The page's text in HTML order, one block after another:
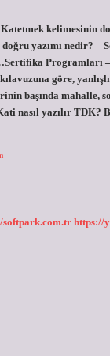
kelimesinin
doğru yazımı
Programları
göre,
başında
nasıl yazılır
softpark.com.tr https://